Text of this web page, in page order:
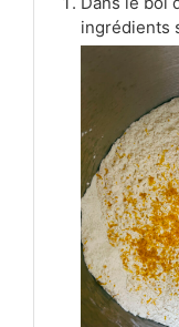
ingrédients